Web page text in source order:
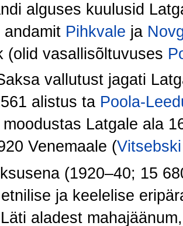
alguses kuulusid
andamit Pihkvale ja
(olid vasallisõltuvuses
vallutust jagati
alistus ta Poola-
Latgale ala
Venemaale (Vitsebski
(1920–40; 15
ja keelelise
aladest